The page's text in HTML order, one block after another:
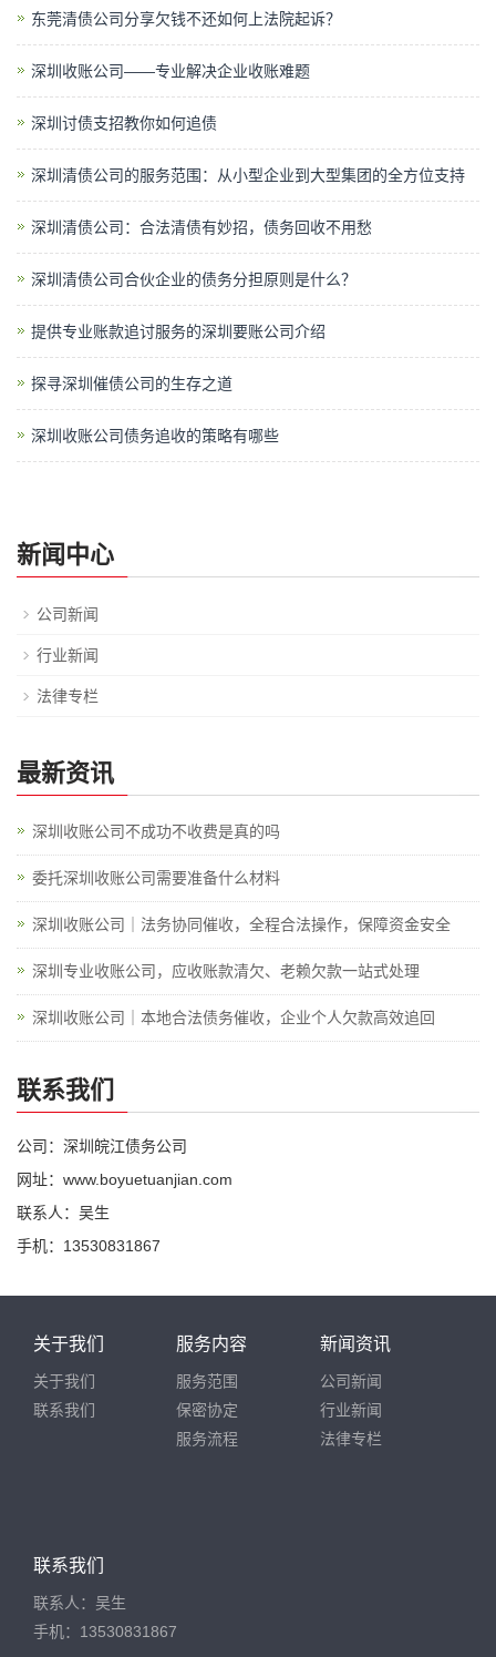
东莞清债公司分享欠钱不还如何上法院起诉？
深圳收账公司——专业解决企业收账难题
深圳讨债支招教你如何追债
深圳清债公司的服务范围：从小型企业到大型集团的全方位支持
深圳清债公司：合法清债有妙招，债务回收不用愁
深圳清债公司合伙企业的债务分担原则是什么？
提供专业账款追讨服务的深圳要账公司介绍
探寻深圳催债公司的生存之道
深圳收账公司债务追收的策略有哪些
新闻中心
公司新闻
行业新闻
法律专栏
最新资讯
深圳收账公司不成功不收费是真的吗
委托深圳收账公司需要准备什么材料
深圳收账公司｜法务协同催收，全程合法操作，保障资金安全
深圳专业收账公司，应收账款清欠、老赖欠款一站式处理
深圳收账公司｜本地合法债务催收，企业个人欠款高效追回
联系我们
公司：深圳皖江债务公司
网址：www.boyuetuanjian.com
联系人：吴生
手机：13530831867
关于我们
关于我们
联系我们
服务内容
服务范围
保密协定
服务流程
新闻资讯
公司新闻
行业新闻
法律专栏
联系我们
联系人：吴生
手机：13530831867